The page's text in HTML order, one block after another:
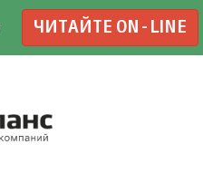
ЧИТАЙТЕ ON-LINE